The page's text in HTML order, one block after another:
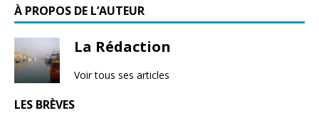
À PROPOS DE L’AUTEUR
La Rédaction
Voir tous ses articles
LES BRÈVES